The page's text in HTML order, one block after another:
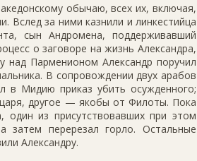
обычаю, всех их, включая,
Вслед за ними казнили и линкестийца
сын Андромена, поддерживавший
о заговоре на жизнь Александра,
над Парменионом Александр поручил
В сопровождении двух арабов
в Мидию приказ убить осужденного;
другое — якобы от Филоты. Пока
из присутствовавших при этом
перерезал горло. Остальные
Александру.